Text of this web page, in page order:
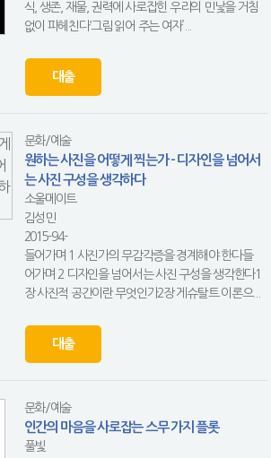
식, 생존, 재물, 권력에 사로잡힌 우리의 민낯을 거침
없이 파헤친다‘그림 읽어 주는 여자’...
대출
문화/예술
원하는 사진을 어떻게 찍는가 - 디자인을 넘어서
는 사진 구성을 생각하다
소울메이트
김성민
2015-94-
들어가며 1 사진가의 무감각증을 경계해야 한다들
어가며 2 디자인을 넘어서는 사진 구성을 생각한다1
장 사진적 공간이란 무엇인가2장 게슈탈트 이론으...
대출
문화/예술
인간의 마음을 사로잡는 스무 가지 플롯
풀빛